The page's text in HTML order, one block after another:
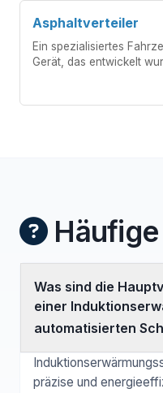
Asphaltverteiler
Ein spezialisiertes
Gerät, das entwickelt
des Straßenbaus und
Was sind die
einer
automatisierten
präzise und